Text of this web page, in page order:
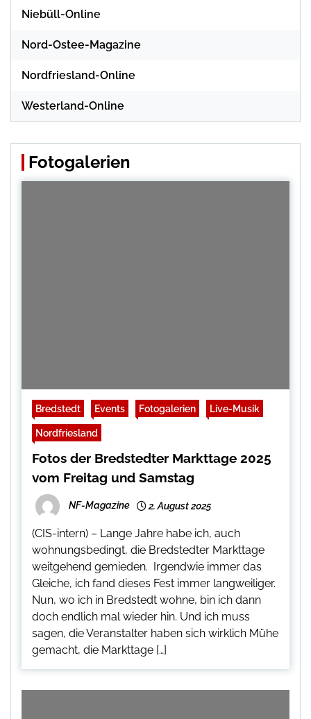
Niebüll-Online
Nord-Ostee-Magazine
Nordfriesland-Online
Westerland-Online
Fotogalerien
Bredstedt Events Fotogalerien Live-Musik
Nordfriesland
Fotos der Bredstedter Markttage 2025
vom Freitag und Samstag
NF-Magazine 2. August 2025
(CIS-intern) – Lange Jahre habe ich, auch
wohnungsbedingt, die Bredstedter Markttage
weitgehend gemieden. Irgendwie immer das
Gleiche, ich fand dieses Fest immer langweiliger.
Nun, wo ich in Bredstedt wohne, bin ich dann
doch endlich mal wieder hin. Und ich muss
sagen, die Veranstalter haben sich wirklich Mühe
gemacht, die Markttage […]